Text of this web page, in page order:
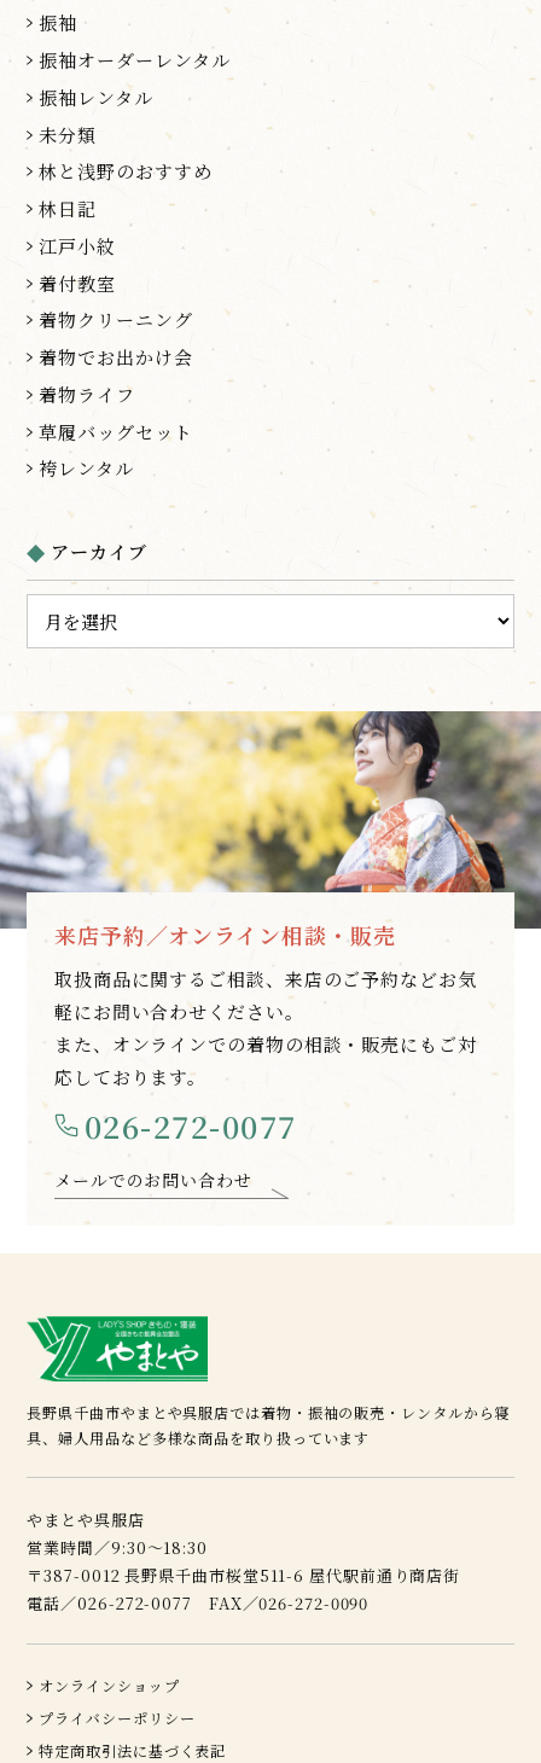
振袖
振袖オーダーレンタル
振袖レンタル
未分類
林と浅野のおすすめ
林日記
江戸小紋
着付教室
着物クリーニング
着物でお出かけ会
着物ライフ
草履バッグセット
袴レンタル
アーカイブ
来店予約／オンライン相談・販売
取扱商品に関するご相談、来店のご予約などお気
軽にお問い合わせください。
また、オンラインでの着物の相談・販売にもご対
応しております。
026-272-0077
メールでのお問い合わせ
長野県千曲市やまとや呉服店では着物・振袖の販売・レンタルから寝
具、婦人用品など多様な商品を取り扱っています
やまとや呉服店
営業時間／9:30～18:30
〒387-0012 長野県千曲市桜堂511-6 屋代駅前通り商店街
電話／026-272-0077 FAX／026-272-0090
オンラインショップ
プライバシーポリシー
特定商取引法に基づく表記